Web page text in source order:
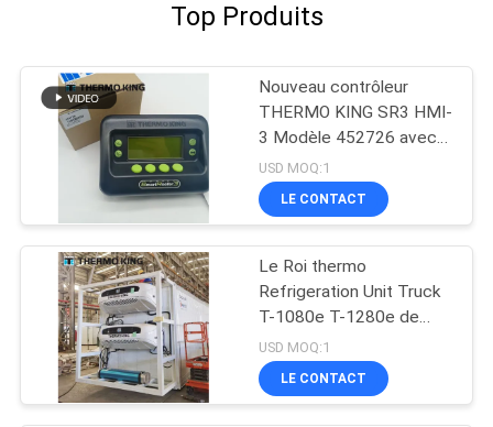
Top Produits
Nouveau contrôleur
THERMO KING SR3 HMI-
3 Modèle 452726 avec
services de réparation
pour SR2 SR3 SR4
USD MOQ:1
LE CONTACT
Le Roi thermo
Refrigeration Unit Truck
T-1080e T-1280e de
ventilateur électrique
USD MOQ:1
LE CONTACT